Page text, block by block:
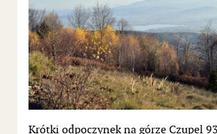
Krótki odpoczynek na górze Czupel